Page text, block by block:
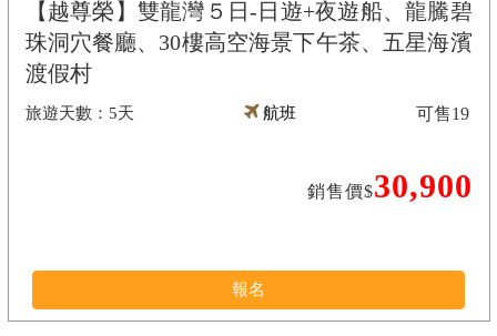
【越尊榮】雙龍灣５日-日遊+夜遊船、龍騰碧
珠洞穴餐廳、30樓高空海景下午茶、五星海濱
渡假村
5天 航班
銷售價$30,900
可售19
報名